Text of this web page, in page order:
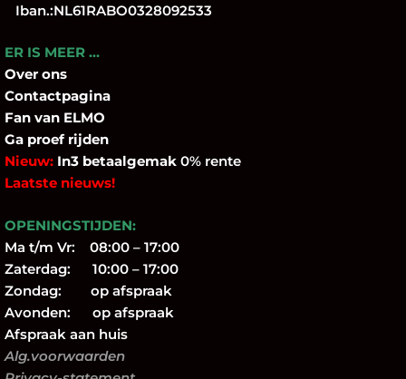
Iban.:NL61RABO0328092533
ER IS MEER …
Over ons
Contactpagina
Fan van ELMO
Ga proef rijden
Nieuw: In3 betaalgemak 0% rente
Laatste nieuws!
OPENINGSTIJDEN:
Ma t/m Vr: 08:00 – 17:00
Zaterdag: 10:00 – 17:00
Zondag: op afspraak
Avonden: op afspraak
Afspraak aan huis
Alg.voorwaarden